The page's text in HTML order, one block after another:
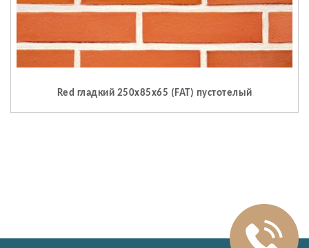
Red гладкий 250x85x65 (FAT) пустотелый